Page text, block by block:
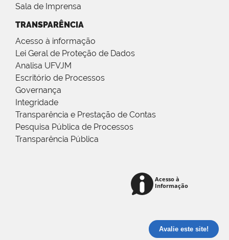
Sala de Imprensa
TRANSPARÊNCIA
Acesso à informação
Lei Geral de Proteção de Dados
Analisa UFVJM
Escritório de Processos
Governança
Integridade
Transparência e Prestação de Contas
Pesquisa Pública de Processos
Transparência Pública
Avalie este site!